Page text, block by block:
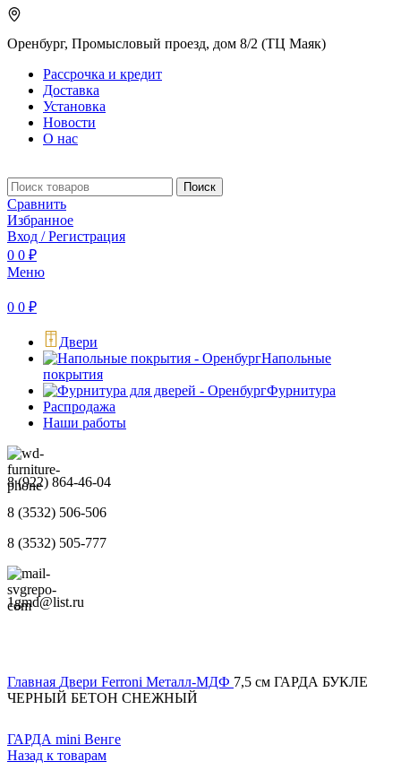
Оренбург, Промысловый проезд, дом 8/2 (ТЦ Маяк)
Рассрочка и кредит
Доставка
Установка
Новости
О нас
Поиск
Сравнить
Избранное
Вход / Регистрация
0 0 ₽
Меню
0 0 ₽
Двери
Напольные
покрытия
Фурнитура
Распродажа
Наши работы
8 (922) 864-46-04
8 (3532) 506-506
8 (3532) 505-777
1gmd@list.ru
Главная Двери Ferroni Металл-МДФ 7,5 см ГАРДА БУКЛЕ
ЧЕРНЫЙ БЕТОН СНЕЖНЫЙ
ГАРДА mini Венге
Назад к товарам